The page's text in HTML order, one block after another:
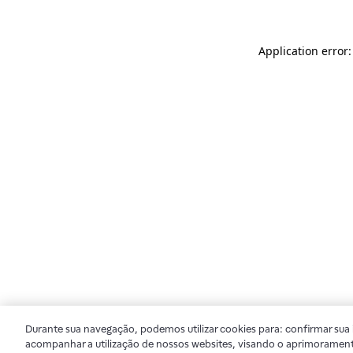
Application
Durante sua navegação, podemos utilizar cookies para: confirmar
acompanhar a utilização de nossos websites, visando o